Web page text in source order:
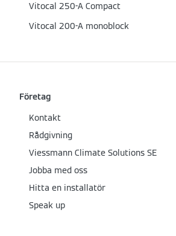
Vitocal 250-A Compact
Vitocal 200-A monoblock
Företag
Kontakt
Rådgivning
Viessmann Climate Solutions SE
Jobba med oss
Hitta en installatör
Speak up